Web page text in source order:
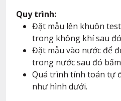
Quy trình:
Đặt mẫu lên khuôn
trong không khí sau
Đặt mẫu vào nước để
trong nước sau đó
Quá trình tính toán tự
như hình dưới.